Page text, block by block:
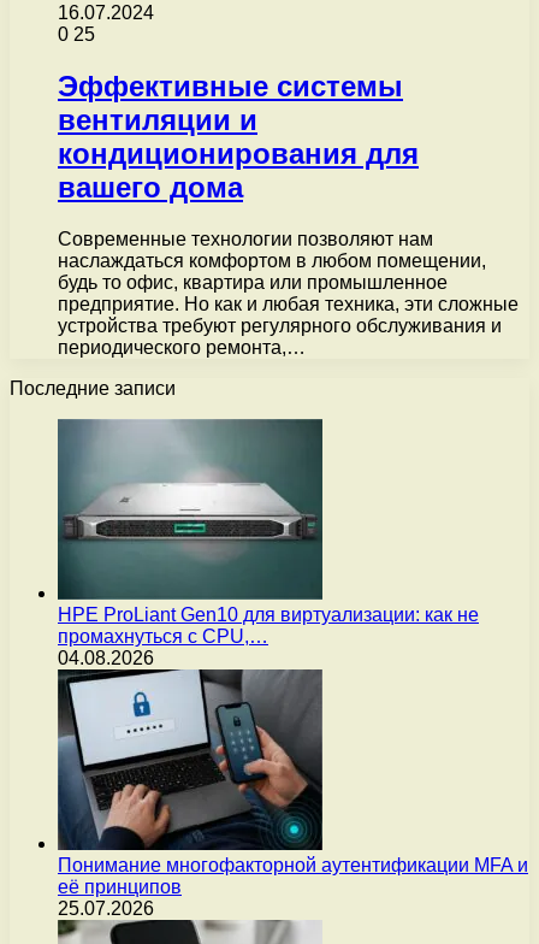
16.07.2024
0 25
Эффективные системы
вентиляции и
кондиционирования для
вашего дома
Современные технологии позволяют нам
наслаждаться комфортом в любом помещении,
будь то офис, квартира или промышленное
предприятие. Но как и любая техника, эти сложные
устройства требуют регулярного обслуживания и
периодического ремонта,…
Последние записи
HPE ProLiant Gen10 для виртуализации: как не
промахнуться с CPU,…
04.08.2026
Понимание многофакторной аутентификации MFA и
её принципов
25.07.2026